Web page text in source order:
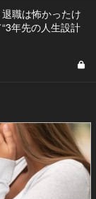
退職は怖かったけ
年先の人生設計